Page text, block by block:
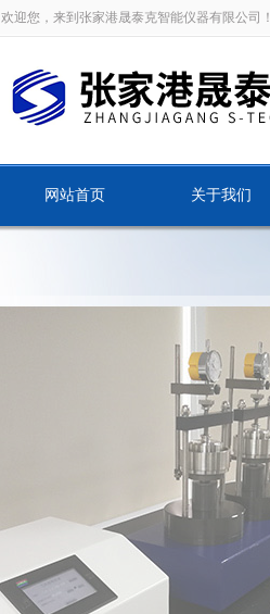
欢迎您，来到张家港晟泰克智能仪器有限公司！
网站首页 关于我们